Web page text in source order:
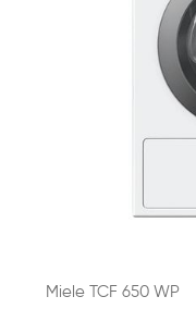
Miele TCF 650 WP